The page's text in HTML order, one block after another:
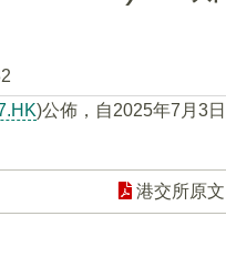
)公佈，自2025年7月3
港交所原文